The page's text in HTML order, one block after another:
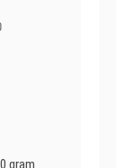
gram